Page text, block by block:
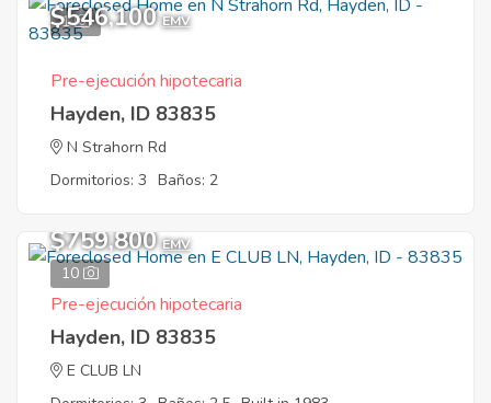
1
$546,100 EMV
Pre-ejecución hipotecaria
Hayden, ID 83835
N Strahorn Rd
Dormitorios: 3 Baños: 2
10
$759,800 EMV
Pre-ejecución hipotecaria
Hayden, ID 83835
E CLUB LN